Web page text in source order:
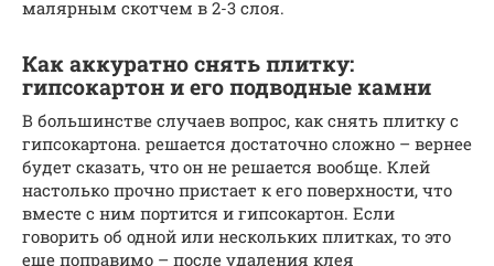
малярным скотчем в 2-3 слоя.
Как аккуратно снять плитку:
гипсокартон и его подводные камни
В большинстве случаев вопрос, как снять плитку с
гипсокартона. решается достаточно сложно – вернее
будет сказать, что он не решается вообще. Клей
настолько прочно пристает к его поверхности, что
вместе с ним портится и гипсокартон. Если
говорить об одной или нескольких плитках, то это
еще поправимо – после удаления клея